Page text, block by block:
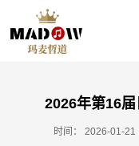
2026年第16
时间： 2026-01-21